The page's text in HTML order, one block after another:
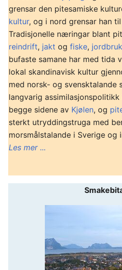
grensar den pitesamiske
kultur, og i nord grensar han til
Tradisjonelle næringar blant
reindrift, jakt og fiske, jordbruk
bufaste samane har med tida
lokal skandinavisk kultur
med norsk- og svensktalande
langvarig
begge sidene av Kjølen, og
sterkt utryddingstruga med
morsmålstalande i Sverige og
Les mer ...